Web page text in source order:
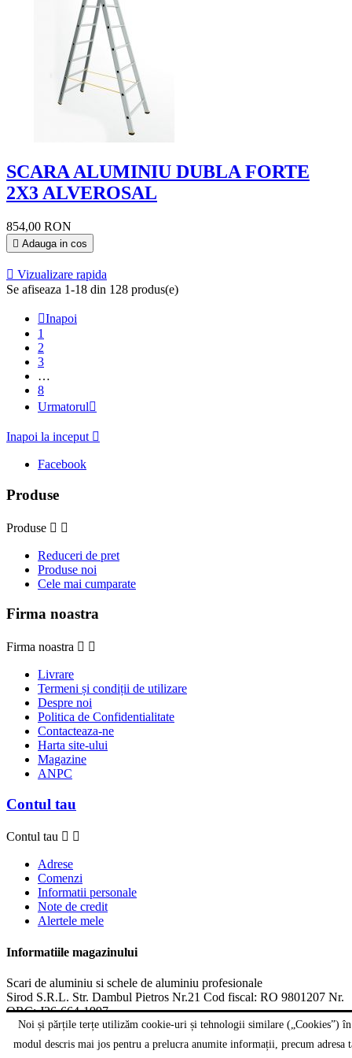
Noi și părțile terțe utilizăm cookie-uri și tehnologii similare („Cookies”) în
modul descris mai jos pentru a prelucra anumite informații, precum adresa
SCARA ALUMINIU DUBLA FORTE
2X3 ALVEROSAL
854,00 RON
 Adauga in cos
 Vizualizare rapida
Se afiseaza 1-18 din 128 produs(e)
Inapoi
1
2
3
…
8
Urmatorul
Inapoi la inceput 
Facebook
Produse
Produse  
Reduceri de pret
Produse noi
Cele mai cumparate
Firma noastra
Firma noastra  
Livrare
Termeni și condiții de utilizare
Despre noi
Politica de Confidentialitate
Contacteaza-ne
Harta site-ului
Magazine
ANPC
Contul tau
Contul tau  
Adrese
Comenzi
Informatii personale
Note de credit
Alertele mele
Informatiile magazinului
Scari de aluminiu si schele de aluminiu profesionale
Sirod S.R.L. Str. Dambul Pietros Nr.21 Cod fiscal: RO 9801207 Nr.
ORC: J26-664-1997
Targu Mures
România
0265-262.058, 0721-471.160